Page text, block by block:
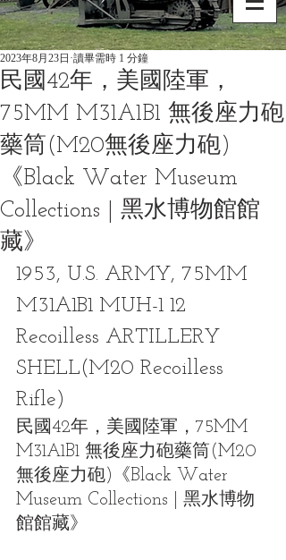
民國42年，美國陸軍，
75MM M31A1B1 無後座力砲
藥筒(M20無後座力砲)
《Black Water Museum
Collections | 黑水博物館館
藏》
2023年8月23日 讀畢需時 1 分鐘
1953, U.S. ARMY, 75MM
M31A1B1 MUH-1 12
Recoilless ARTILLERY
SHELL(M20 Recoilless
Rifle)
民國42年，美國陸軍，75MM
M31A1B1 無後座力砲藥筒(M20
無後座力砲)《Black Water
Museum Collections | 黑水博物
館館藏》